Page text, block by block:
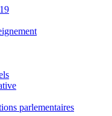
parlementaires